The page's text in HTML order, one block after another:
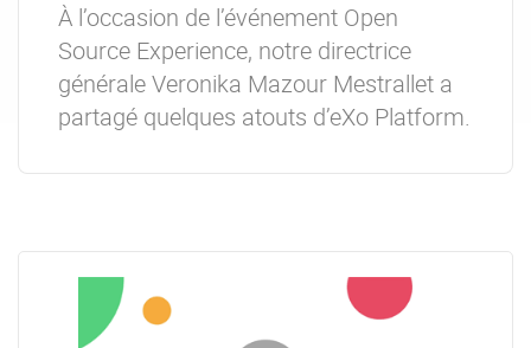
À l’occasion de l’événement Open
Source Experience, notre directrice
générale Veronika Mazour Mestrallet a
partagé quelques atouts d’eXo Platform.